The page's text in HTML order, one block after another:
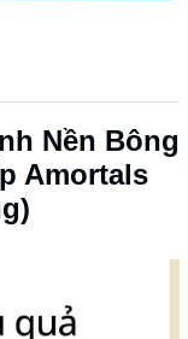
Nền Bông
Amortals